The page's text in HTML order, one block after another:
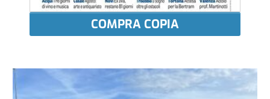
COMPRA COPIA